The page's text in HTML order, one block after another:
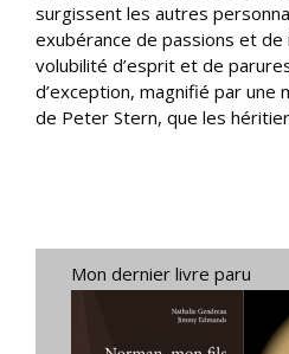
surgissent les autres
exubérance de passions et de
volubilité d’esprit et de
d’exception, magnifié par une
de Peter Stern, que les
Mon dernier livre paru